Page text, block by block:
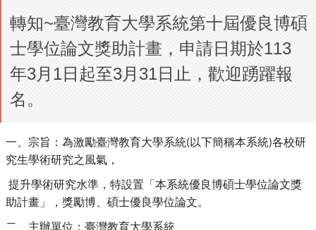
轉知~臺灣教育大學系統第十屆優良博碩
士學位論文獎助計畫，申請日期於113
年3月1日起至3月31日止，歡迎踴躍報
名。
一、宗旨：為激勵臺灣教育大學系統( 以下簡稱本系統)各校研
究生學術研究之風氣，
提升學術研究水準，特設置「本系統優良博碩士學位論文獎
助計畫」
， 獎勵博、碩士優良學位論文。
二、主辦單位：臺灣教育大學系統